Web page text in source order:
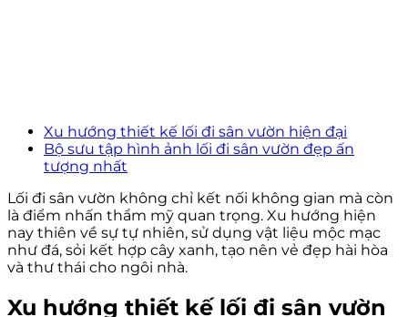
Xu hướng thiết kế lối đi sân vườn hiện đại
Bộ sưu tập hình ảnh lối đi sân vườn đẹp ấn
tượng nhất
Lối đi sân vườn không chỉ kết nối không gian mà còn
là điểm nhấn thẩm mỹ quan trọng. Xu hướng hiện
nay thiên về sự tự nhiên, sử dụng vật liệu mộc mạc
như đá, sỏi kết hợp cây xanh, tạo nên vẻ đẹp hài hòa
và thư thái cho ngôi nhà.
Xu hướng thiết kế lối đi sân vườn